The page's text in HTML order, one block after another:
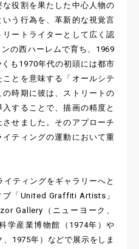
役割を果たした中心人物の
う行為を、革新的な視覚言
ートライターとして広く認
の西ハーレムで育ち、1969
も1970年代の初頭には都市
とを意味する「オールシテ
時期に彼は、ストリートの
することで、描画の精度と
せました。そのアプローチ
ティングの運動において重
ティングをギャラリーへと
ブ「United Graffiti Artists」
Gallery（ニューヨーク、
学産業博物館（1974年）や
1975年）などで展示をしま